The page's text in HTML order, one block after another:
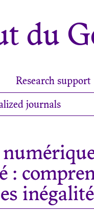
du
Research support
journals
: